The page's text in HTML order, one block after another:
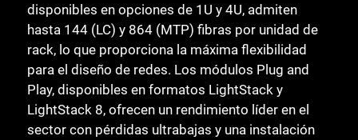
disponibles en opciones de 1U y 4U, admiten
hasta 144 (LC) y 864 (MTP) fibras por unidad de
rack, lo que proporciona la máxima flexibilidad
para el diseño de redes. Los módulos Plug and
Play, disponibles en formatos LightStack y
LightStack 8, ofrecen un rendimiento líder en el
sector con pérdidas ultrabajas y una instalación